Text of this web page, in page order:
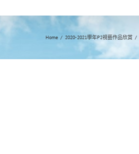
Home / 2020-2021學年P2視藝作品欣賞 /